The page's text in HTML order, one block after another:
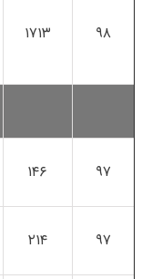
۹۸ ۱۷۱۳
۹۷ ۱۴۶
۹۷ ۲۱۴